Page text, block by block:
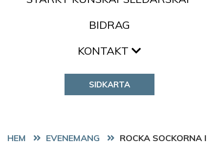
BIDRAG
KONTAKT
SIDKARTA
HEM EVENEMANG
ROCKA SOCKORNA I